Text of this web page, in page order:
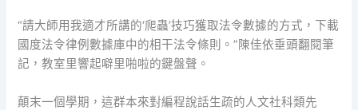
“請大師用我適才所講的‘爬蟲’技巧獲取法令數據的方式，下載
國度法令律例數據庫中的相干法令條則。”陳佳依垂頭翻閱筆
記，教室里響起噼里啪啦的鍵盤聲。
顛末一個學期，這群本來對編程說話生疏的人文社科類先